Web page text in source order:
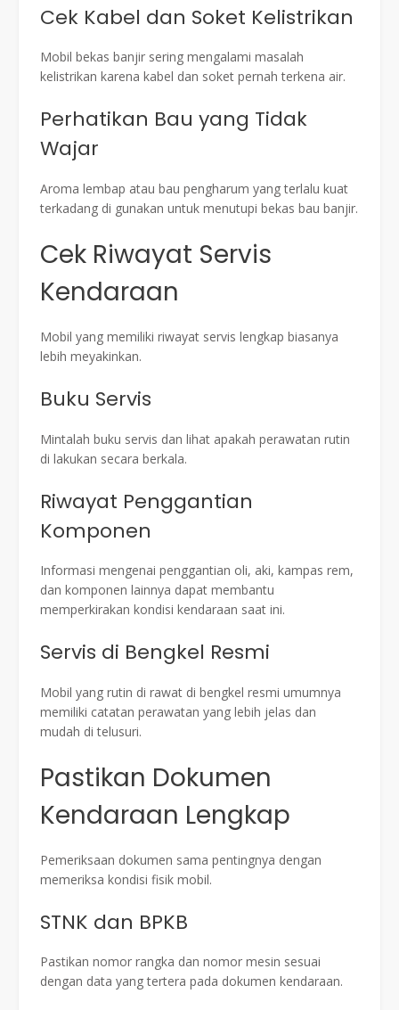
Cek Kabel dan Soket Kelistrikan
Mobil bekas banjir sering mengalami masalah
kelistrikan karena kabel dan soket pernah terkena air.
Perhatikan Bau yang Tidak
Wajar
Aroma lembap atau bau pengharum yang terlalu kuat
terkadang di gunakan untuk menutupi bekas bau banjir.
Cek Riwayat Servis
Kendaraan
Mobil yang memiliki riwayat servis lengkap biasanya
lebih meyakinkan.
Buku Servis
Mintalah buku servis dan lihat apakah perawatan rutin
di lakukan secara berkala.
Riwayat Penggantian
Komponen
Informasi mengenai penggantian oli, aki, kampas rem,
dan komponen lainnya dapat membantu
memperkirakan kondisi kendaraan saat ini.
Servis di Bengkel Resmi
Mobil yang rutin di rawat di bengkel resmi umumnya
memiliki catatan perawatan yang lebih jelas dan
mudah di telusuri.
Pastikan Dokumen
Kendaraan Lengkap
Pemeriksaan dokumen sama pentingnya dengan
memeriksa kondisi fisik mobil.
STNK dan BPKB
Pastikan nomor rangka dan nomor mesin sesuai
dengan data yang tertera pada dokumen kendaraan.